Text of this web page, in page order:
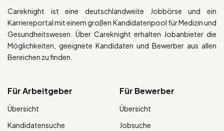
Careknight ist eine deutschlandweite Jobbörse und ein
Karriereportal mit einem großen Kandidatenpool für Medizin und
Gesundheitswesen. Über Careknight erhalten Jobanbieter die
Möglichkeiten, geeignete Kandidaten und Bewerber aus allen
Bereichen zu finden.
Für Arbeitgeber
Übersicht
Kandidatensuche
Für Bewerber
Übersicht
Jobsuche